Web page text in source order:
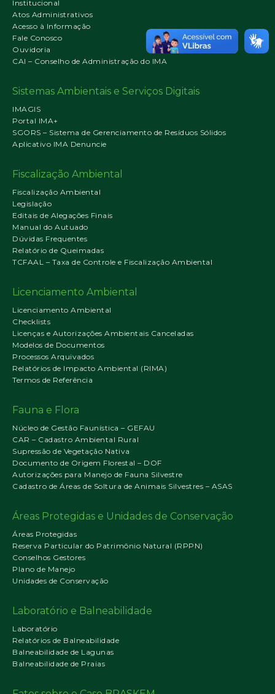
Institucional
Atos Administrativos
Acesso à Informação
Fale Conosco
Ouvidoria
CAI – Conselho de Administração do IMA
Sistemas Ambientais e Serviços Digitais
IMAGIS
Portal IMA+
SGORS – Sistema de Gerenciamento de Resíduos Sólidos
Aplicativo IMA Denuncie
Fiscalização Ambiental
Fiscalização Ambiental
Legislação
Editais de Alegações Finais
Manual do Autuado
Dúvidas Frequentes
Relatório de Queimadas
TCFAAL – Taxa de Controle e Fiscalização Ambiental
Licenciamento Ambiental
Licenciamento Ambiental
Checklists
Licenças e Autorizações Ambientais Canceladas
Modelos de Documentos
Processos Arquivados
Relatórios de Impacto Ambiental (RIMA)
Termos de Referência
Fauna e Flora
Núcleo de Gestão Faunística – GEFAU
CAR – Cadastro Ambiental Rural
Supressão de Vegetação Nativa
Documento de Origem Florestal – DOF
Autorizações para Manejo de Fauna Silvestre
Cadastro de Áreas de Soltura de Animais Silvestres – ASAS
Áreas Protegidas e Unidades de Conservação
Áreas Protegidas
Reserva Particular do Patrimônio Natural (RPPN)
Conselhos Gestores
Plano de Manejo
Unidades de Conservação
Laboratório e Balneabilidade
Laboratório
Relatórios de Balneabilidade
Balneabilidade de Lagunas
Balneabilidade de Praias